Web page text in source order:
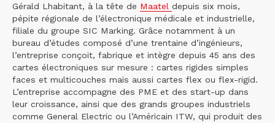
Gérald Lhabitant, à la tête de Maatel depuis six mois,
pépite régionale de l’électronique médicale et industrielle,
filiale du groupe SIC Marking. Grâce notamment à un
bureau d’études composé d’une trentaine d’ingénieurs,
l’entreprise conçoit, fabrique et intègre depuis 45 ans des
cartes électroniques sur mesure : cartes rigides simples
faces et multicouches mais aussi cartes flex ou flex-rigid.
L’entreprise accompagne des PME et des start-up dans
leur croissance, ainsi que des grands groupes industriels
comme General Electric ou l’Américain ITW, qui produit des